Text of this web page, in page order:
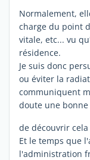
Normalement,
charge du point
vitale, etc... vu
résidence.
Je suis donc
ou éviter la
communiquent
doute une
de découvrir cela
Et le temps que
l'administration